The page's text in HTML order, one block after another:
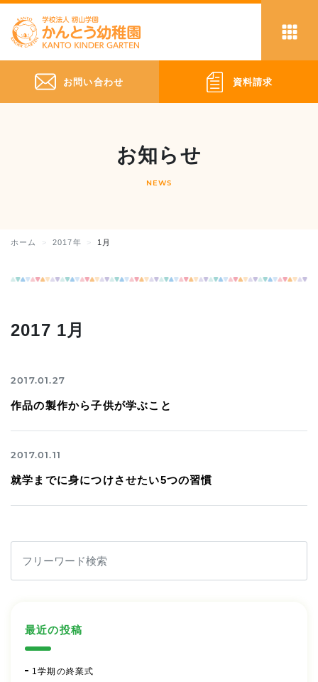
お問い合わせ 資料請求
お知らせ
NEWS
ホーム 2017年 1月
2017 1月
2017.01.27
作品の製作から子供が学ぶこと
2017.01.11
就学までに身につけさせたい5つの習慣
最近の投稿
1学期の終業式